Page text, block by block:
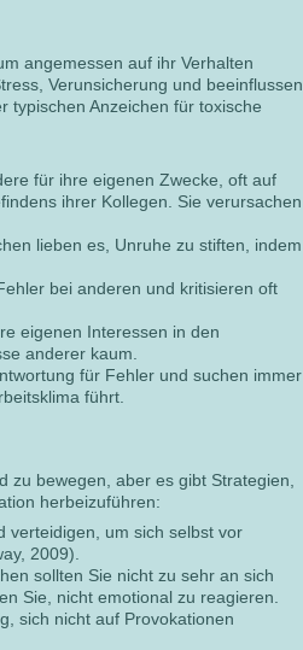
angemessen auf ihr Verhalten
Verunsicherung und beeinflussen
typischen Anzeichen für toxische
für ihre eigenen Zwecke, oft auf
ihrer Kollegen. Sie verursachen
lieben es, Unruhe zu stiften, indem
bei anderen und kritisieren oft
eigenen Interessen in den
anderer kaum.
für Fehler und suchen immer
führt.
zu bewegen, aber es gibt Strategien,
herbeizuführen:
verteidigen, um sich selbst vor
2009).
sollten Sie nicht zu sehr an sich
Sie, nicht emotional zu reagieren.
sich nicht auf Provokationen